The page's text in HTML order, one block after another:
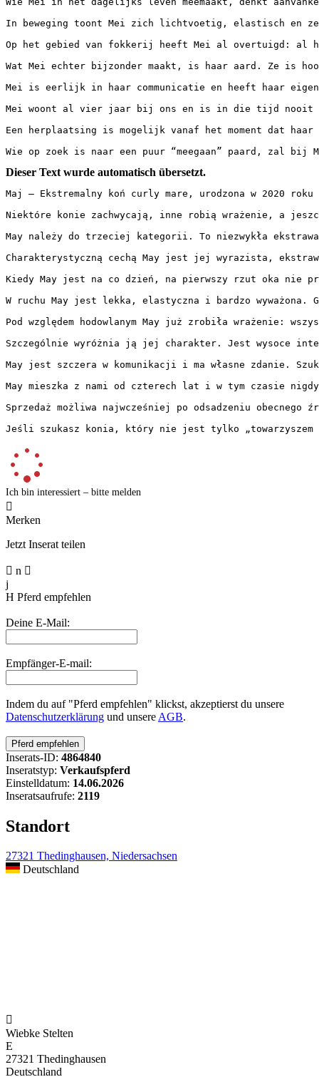
In beweging toont Mei zich lichtvoetig, elastisch en
Op het gebied van fokkerij heeft Mei al overtuigd: al
Wat Mei echter bijzonder maakt, is haar aard. Ze is
Mei is eerlijk in haar communicatie en heeft haar
Mei woont al vier jaar bij ons en is in die tijd nooit
Een herplaatsing is mogelijk vanaf het moment dat
Wie op zoek is naar een puur “meegaan” paard, zal
Dieser Text wurde automatisch übersetzt.
Maj – Ekstremalny koń curly mare, urodzona w 2020 roku
Niektóre konie zachwycają, inne robią wrażenie, a
May należy do trzeciej kategorii. To niezwykła
Charakterystyczną cechą May jest jej wyrazista,
Kiedy May jest na co dzień, na pierwszy rzut oka nie
W ruchu May jest lekka, elastyczna i bardzo
Pod względem hodowlanym May już zrobiła wrażenie:
Szczególnie wyróżnia ją jej charakter. Jest wysoce
May jest szczera w komunikacji i ma własne zdanie.
May mieszka z nami od czterech lat i w tym czasie nigdy
Sprzedaż możliwa najwcześniej po odsadzeniu
Jeśli szukasz konia, który nie jest tylko „towarzyszem
Ich bin interessiert – bitte melden

Merken
Jetzt Inserat teilen
 n 
j
H Pferd empfehlen
Deine E-Mail:
Empfänger-E-mail:
Indem du auf "Pferd empfehlen" klickst, akzeptierst du unsere
Datenschutzerklärung und unsere AGB.
Inserats-ID: 4864840
Inseratstyp: Verkaufspferd
Einstelldatum: 14.06.2026
Inseratsaufrufe: 2119
Standort
27321 Thedinghausen, Niedersachsen
Deutschland

Wiebke Stelten
E
27321 Thedinghausen
Deutschland